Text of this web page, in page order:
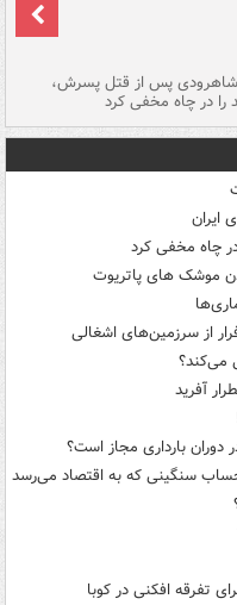
شاهرودی پس از قتل پسرش،
در چاه مخفی کرد
ایران
چاه مخفی کرد
موشک های پاتریوت
از سرزمین‌های اشغالی
می‌کند؟
آفرید
دوران بارداری مجاز است؟
سنگینی که به اقتصاد می‌رسد
تفرقه افکنی در کوبا